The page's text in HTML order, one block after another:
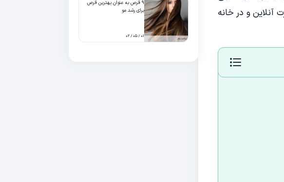
و در خانه
۹ قرص به عنوان بهترین قرص
برای رشد مو
۰۱ / ۰۵ / ۰۲